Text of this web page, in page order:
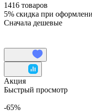
1416 товаров
5% скидка при
Сначала дешевые
Акция
Быстрый просмотр
-65%